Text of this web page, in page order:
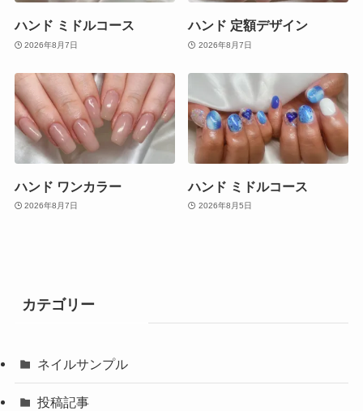
ハンド ミドルコース
2026年8月7日
ハンド 定額デザイン
2026年8月7日
ハンド ワンカラー
2026年8月7日
ハンド ミドルコース
2026年8月5日
カテゴリー
ネイルサンプル
投稿記事